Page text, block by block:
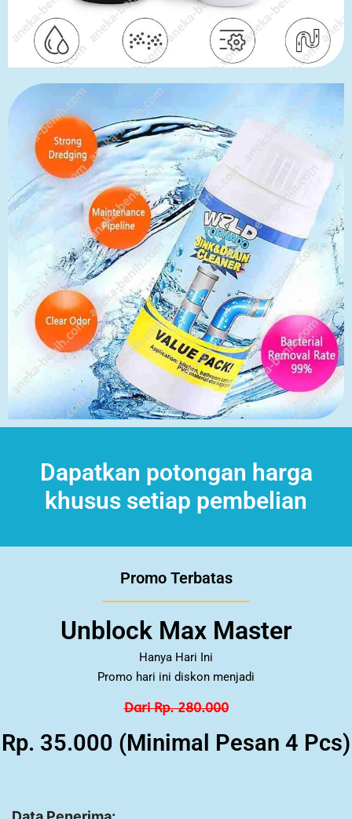
Dapatkan potongan harga
khusus setiap pembelian
Promo Terbatas
Unblock Max Master
Hanya Hari Ini
Promo hari ini diskon menjadi
Dari Rp. 280.000
Rp. 35.000 (Minimal Pesan 4 Pcs)